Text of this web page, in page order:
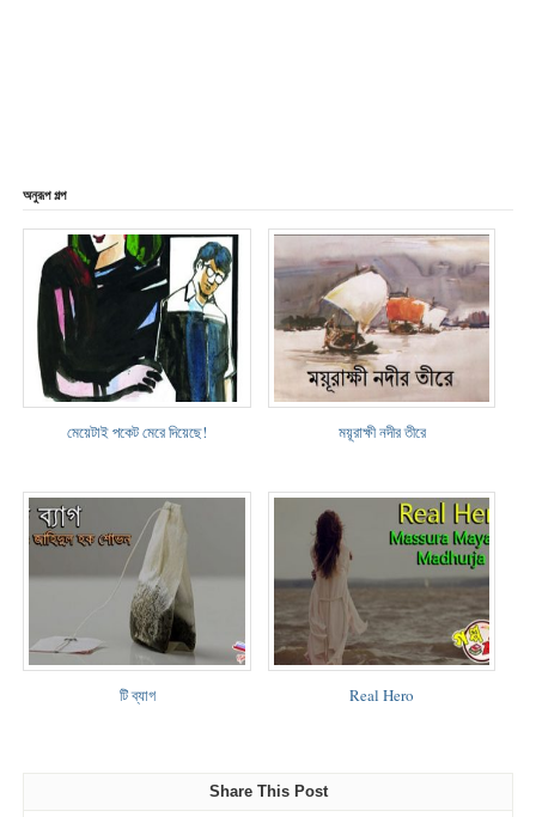
অনুরূপ গল্প
মেয়েটাই পকেট মেরে দিয়েছে! ময়ূরাক্ষী নদীর তীরে
টি ব্যাগ Real Hero
Share This Post